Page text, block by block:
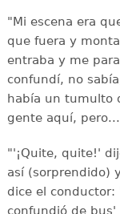
"Mi escena era
que fuera y
entraba y me
confundí, no
había un tumulto
gente aquí,
"'¡Quite, quite!'
así (sorprendido)
dice el conductor:
confundió de bus'